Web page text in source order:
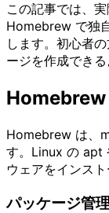
この記事では、
Homebrew で独
します。初心者
ージを作成できる
Homebrew
Homebrew は、
す。Linux の apt
ウェアをインス
パッケージ管